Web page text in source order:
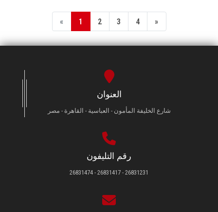
« 1 2 3 4 »
العنوان
شارع الخليفة المأمون - العباسية - القاهرة - مصر
رقم التليفون
26831231 - 26831417 - 26831474